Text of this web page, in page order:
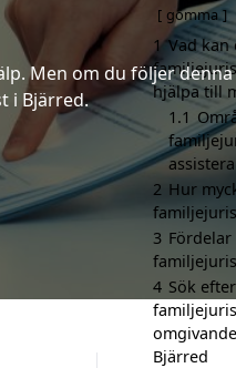
Men om du följer
i Bjärred.
gömma
1 Vad kan
hjälpa till
1.1
assistera
2 Hur
3
4 Sök
Bjärred